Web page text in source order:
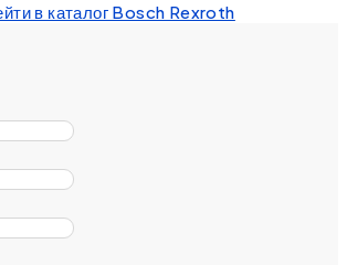
в каталог Bosch Rexroth